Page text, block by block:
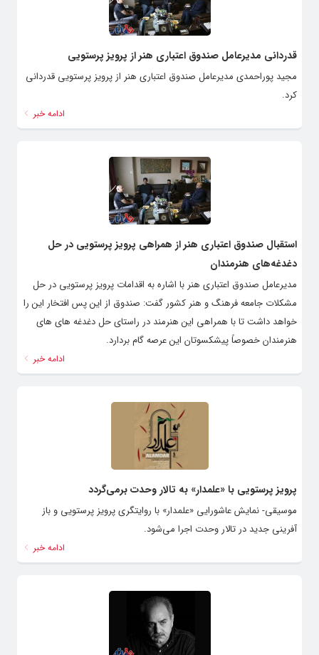
قدردانی مدیرعامل صندوق اعتباری هنر از پرویز پرستویی
مجید پوراحمدی مدیرعامل صندوق اعتباری هنر از پرویز پرستویی قدردانی
کرد.
ادامه خبر
استقبال صندوق اعتباری هنر از همراهی پرویز پرستویی در حل
دغدغه‌های هنرمندان
مدیرعامل صندوق اعتباری هنر با اشاره به اقدامات پرویز پرستویی در حل
مشکلات جامعه فرهنگ و هنر کشور گفت: صندوق از این پس افتخار این را
خواهد داشت تا با همراهی این هنرمند در راستای حل دغدغه های های
هنرمندان خصوصاً پیشکسوتان این عرصه گام بردارد.
ادامه خبر
پرویز پرستویی با «علمدار» به تالار وحدت برمی‌گردد
موسیقی- نمایش عاشورایی «علمدار» با روایتگری پرویز پرستویی و باز
آفرینی جدید در تالار وحدت اجرا می‌شود.
ادامه خبر